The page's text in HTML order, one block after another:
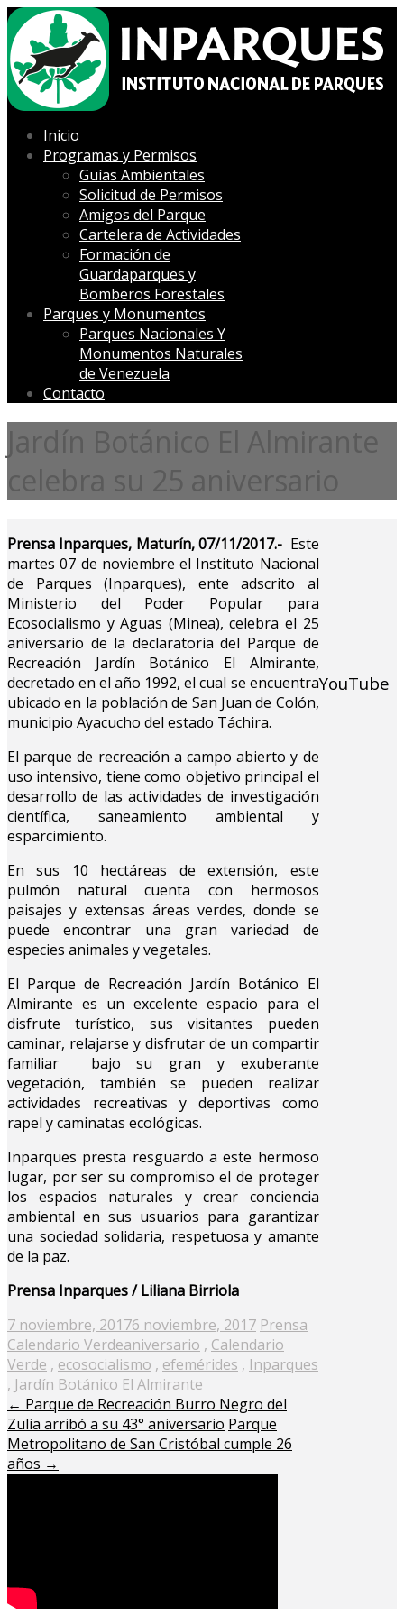
Inicio
Programas y Permisos
Guías Ambientales
Solicitud de Permisos
Amigos del Parque
Cartelera de Actividades
Formación de
Guardaparques y
Bomberos Forestales
Parques y Monumentos
Parques Nacionales Y
Monumentos Naturales
de Venezuela
Contacto
Jardín Botánico El Almirante
celebra su 25 aniversario
Prensa Inparques, Maturín, 07/11/2017.-Este
martes 07 de noviembre el Instituto Nacional
de Parques (Inparques), ente adscrito al
Ministerio del Poder Popular para
Ecosocialismo y Aguas (Minea), celebra el 25
aniversario de la declaratoria del Parque de
Recreación Jardín Botánico El Almirante,
decretado en el año 1992, el cual se encuentra
ubicado en la población de San Juan de Colón,
municipio Ayacucho del estado Táchira.
El parque de recreación a campo abierto y de
uso intensivo, tiene como objetivo principal el
desarrollo de las actividades de investigación
científica, saneamiento ambiental y
esparcimiento.
En sus 10 hectáreas de extensión, este
pulmón natural cuenta con hermosos
paisajes y extensas áreas verdes, donde se
puede encontrar una gran variedad de
especies animales y vegetales.
El Parque de Recreación Jardín Botánico El
Almirante es un excelente espacio para el
disfrute turístico, sus visitantes pueden
caminar, relajarse y disfrutar de un compartir
familiar bajo su gran y exuberante
vegetación, también se pueden realizar
actividades recreativas y deportivas como
rapel y caminatas ecológicas.
Inparques presta resguardo a este hermoso
lugar, por ser su compromiso el de proteger
los espacios naturales y crear conciencia
ambiental en sus usuarios para garantizar
una sociedad solidaria, respetuosa y amante
de la paz.
Prensa Inparques / Liliana Birriola
Posted
on
7 noviembre, 20176 noviembre, 2017 Prensa
Calendario Verdeaniversario , Calendario
Verde , ecosocialismo , efemérides , Inparques
, Jardín Botánico El Almirante
← Parque de Recreación Burro Negro del
Zulia arribó a su 43° aniversario Parque
Metropolitano de San Cristóbal cumple 26
años →
YouTube